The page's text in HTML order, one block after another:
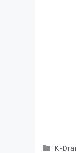
K-